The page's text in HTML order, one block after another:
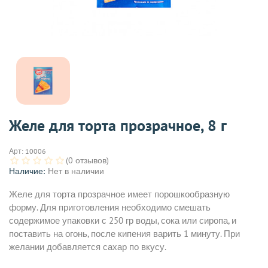
Желе для торта прозрачное, 8 г
Арт: 10006
(0 отзывов)
Наличие: Нет в наличии
Желе для торта прозрачное имеет порошкообразную
форму. Для приготовления необходимо смешать
содержимое упаковки с 250 гр воды, сока или сиропа, и
поставить на огонь, после кипения варить 1 минуту. При
желании добавляется сахар по вкусу.